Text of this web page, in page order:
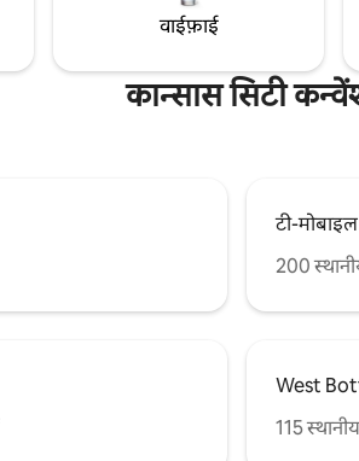
वाईफ़ाई
कान्सास सिटी
टी-
200
West
115